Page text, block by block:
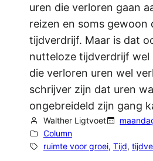
uren die verloren gaan
reizen en soms gewoon
tijdverdrijf. Maar is dat
nutteloze tijdverdrijf wel
die verloren uren wel
schrijver zijn dat uren
ongebreideld zijn gang
Walther Ligtvoet
Column
ruimte voor groei, Tijd,